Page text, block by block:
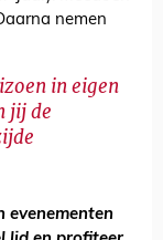
nemen
in eigen
jij de
evenementen